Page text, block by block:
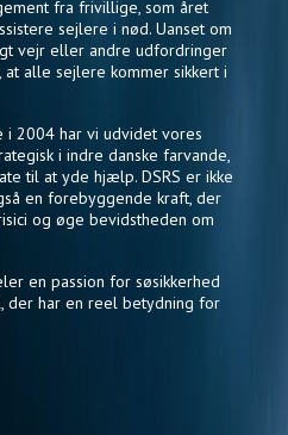
fra frivillige, som året
sejlere i nød. Uanset om
vejr eller andre udfordringer
alle sejlere kommer sikkert i
i 2004 har vi udvidet vores
i indre danske farvande,
til at yde hjælp. DSRS er ikke
en forebyggende kraft, der
og øge bevidstheden om
en passion for søsikkerhed
der har en reel betydning for